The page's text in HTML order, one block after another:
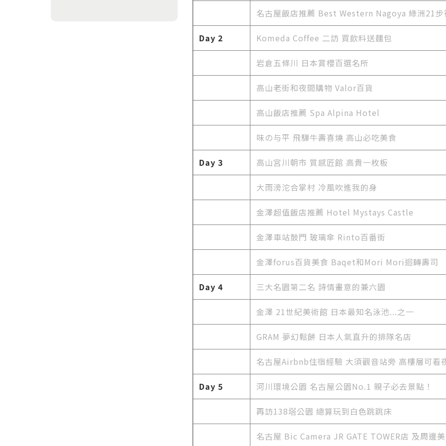
名古屋飯店推薦 Best Western Nagoya 綠洲21步
Day 2 Komeda Coffee 二訪 買飲料送麵包
岩倉五條川 日本賞櫻百選名所
高山老街和夜間購物 Valor百貨
高山飯店推薦 Spa Alpina Hotel
味の与平 飛驒牛壽喜燒 高山必吃美食
Day 3 高山宮川朝市 質感匠館 高貴一枚板
大雨滂沱合掌村 冷風吹進我的身
金澤超值飯店推薦 Hotel Mystays Castle
金澤車站鼓門 玻璃傘 Rinto百番街
金澤forus百貨美食 Baqet和Mori Mori迴轉壽司
Day 4 三大名園第二名 詩情畫意的兼六園
金澤 21世紀美術館 日本最知名泳池...之一
GRAM 夢幻鬆餅 日本人氣直升的排隊名店
名古屋Airbnb住宿經驗 大須觀音站旁 高樓層可看
Day 5 河川環境公園 名古屋公園No.1 親子必去景點！
再訪138塔公園 總算玩到白色跳跳床
名古屋 Bic Camera JR GATE TOWER店 及周邊